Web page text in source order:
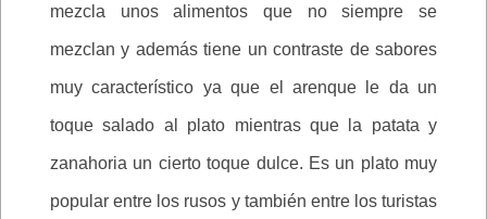
mezcla unos alimentos que no siempre se
mezclan y además tiene un contraste de sabores
muy característico ya que el arenque le da un
toque salado al plato mientras que la patata y
zanahoria un cierto toque dulce. Es un plato muy
popular entre los rusos y también entre los turistas